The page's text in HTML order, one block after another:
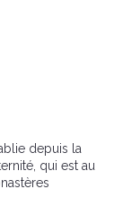
depuis la
qui est au